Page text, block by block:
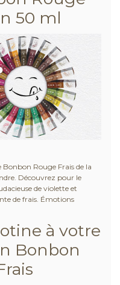
50 ml
Rouge Frais de la
Découvrez pour le
de violette et
de frais. Émotions
à votre
Bonbon